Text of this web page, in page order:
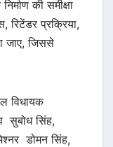
की समीक्षा
रिटेंडर प्रक्रिया,
जाए, जिससे
विधायक
सुबोध सिंह,
डोमन सिंह,